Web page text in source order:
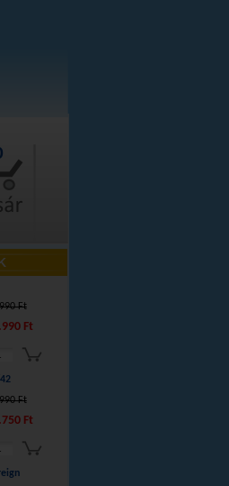
Ft
Ft
Ft
Ft